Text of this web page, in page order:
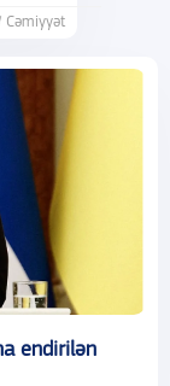
Cəmiyyət
endirilən